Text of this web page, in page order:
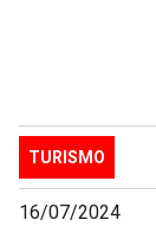
TURISMO
16/07/2024